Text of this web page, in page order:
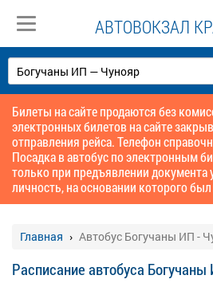
АВТОВОКЗАЛ
Билеты на сайте продаются без
электронных билетов на сайте
отправления рейса. Телефон
Посадка в автобус по электронным
только при предъявлении
личность, на основании которого
Главная Автобус Богучаны ИП -
Расписание автобуса